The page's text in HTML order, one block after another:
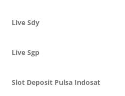
Live Sdy
Live Sgp
Slot Deposit Pulsa Indosat